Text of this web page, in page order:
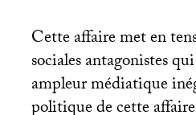
Cette affaire met en
sociales antagonistes
ampleur médiatique